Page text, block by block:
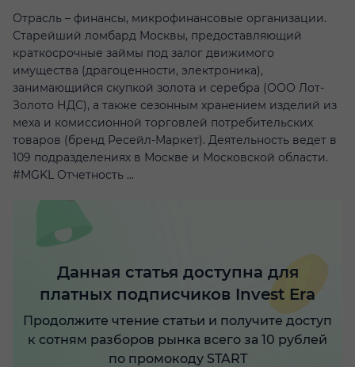
Отрасль – финансы, микрофинансовые организации.
Старейший ломбард Москвы, предоставляющий
краткосрочные займы под залог движимого
имущества (драгоценности, электроника),
занимающийся скупкой золота и серебра (ООО Лот-
Золото НДС), а также сезонным хранением изделий из
меха и комиссионной торговлей потребительских
товаров (бренд Ресейл-Маркет). Деятельность ведет в
109 подразделениях в Москве и Московской области.
#MGKL Отчетность ...
Данная статья доступна для
платных подписчиков Invest Era
Продолжите чтение статьи и получите доступ
к сотням разборов рынка всего за 10 рублей
по промокоду START